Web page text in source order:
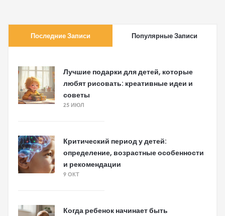
Последние Записи Популярные Записи
Лучшие подарки для детей, которые
любят рисовать: креативные идеи и
советы
25 ИЮЛ
Критический период у детей:
определение, возрастные особенности
и рекомендации
9 ОКТ
Когда ребенок начинает быть